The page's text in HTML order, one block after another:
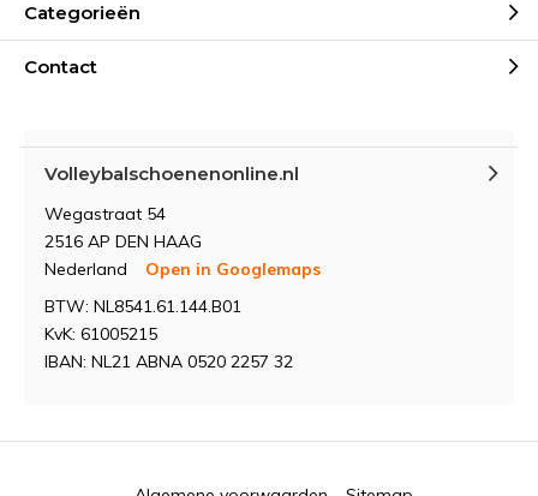
Categorieën
Contact
Volleybalschoenenonline.nl
Wegastraat 54
2516 AP DEN HAAG
Nederland
Open in Googlemaps
BTW: NL8541.61.144.B01
KvK: 61005215
IBAN: NL21 ABNA 0520 2257 32